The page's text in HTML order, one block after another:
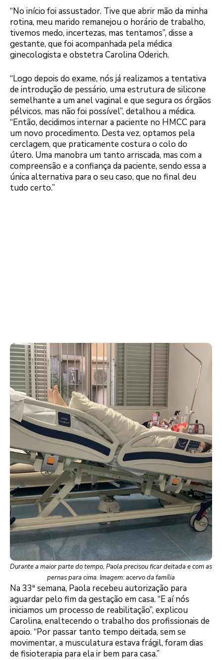
“No início foi assustador. Tive que abrir mão da minha
rotina, meu marido remanejou o horário de trabalho,
tivemos medo, incertezas, mas tentamos”, disse a
gestante, que foi acompanhada pela médica
ginecologista e obstetra Carolina Oderich.
“Logo depois do exame, nós já realizamos a tentativa
de introdução de pessário, uma estrutura de silicone
semelhante a um anel vaginal e que segura os órgãos
pélvicos, mas não foi possível”, detalhou a médica.
“Então, decidimos internar a paciente no HMCC para
um novo procedimento. Desta vez, optamos pela
cerclagem, que praticamente costura o colo do
útero. Uma manobra um tanto arriscada, mas com a
compreensão e a confiança da paciente, sendo essa a
única alternativa para o seu caso, que no final deu
tudo certo.”
Durante a maior parte do tempo, Paola precisou ficar deitada e com as
pernas para cima. Imagem: acervo da família
Na 33ª semana, Paola recebeu autorização para
aguardar pelo fim da gestação em casa. “E aí nós
iniciamos um processo de reabilitação”, explicou
Carolina, enaltecendo o trabalho dos profissionais de
apoio. “Por passar tanto tempo deitada, sem se
movimentar, a musculatura estava frágil, foram dias
de fisioterapia para ela ir bem para casa.”